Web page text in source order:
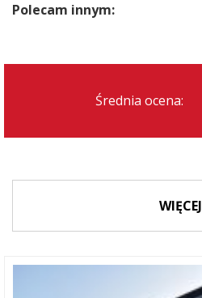
Polecam innym:
Średnia ocena:
WIĘCEJ